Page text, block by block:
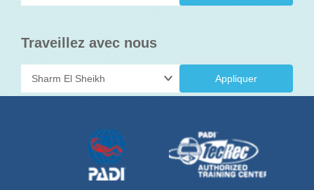
Traveillez avec nous
Appliquer